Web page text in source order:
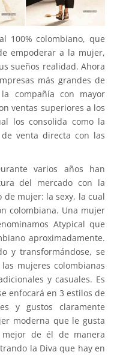
100% colombiano, que
empoderar a la mujer,
sueños realidad. Ahora
más grandes de
compañía con mayor
ventas superiores a los
los consolida como la
venta directa con las
varios años han
del mercado con la
de mujer: la sexy, la cual
colombiana. Una mujer
Atypical que
aproximadamente.
y transformándose, se
mujeres colombianas
y casuales. Es
enfocará en 3 estilos de
y gustos claramente
moderna que le gusta
de él de manera
la Diva que hay en